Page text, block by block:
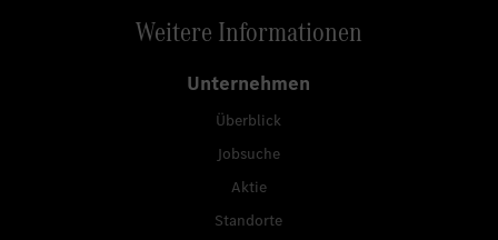
Weitere Informationen
Unternehmen
Überblick
Jobsuche
Aktie
Standorte